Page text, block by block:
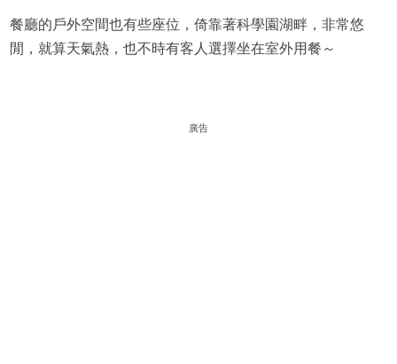
餐廳的戶外空間也有些座位，倚靠著科學園湖畔，非常悠
閒，就算天氣熱，也不時有客人選擇坐在室外用餐～
廣告